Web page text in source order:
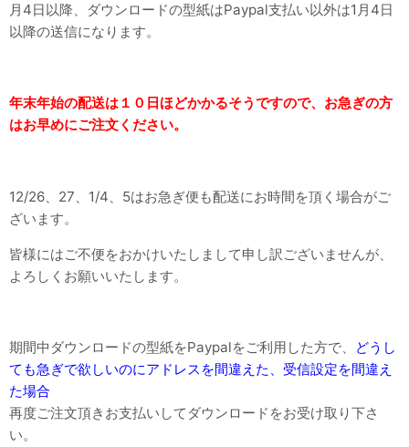
月4日以降、ダウンロードの型紙はPaypal支払い以外は1月4日
以降の送信になります。
年末年始の配送は１０日ほどかかるそうですので、お急ぎの方
はお早めにご注文ください。
12/26、27、1/4、5はお急ぎ便も配送にお時間を頂く場合がご
ざいます。
皆様にはご不便をおかけいたしまして申し訳ございませんが、
よろしくお願いいたします。
期間中ダウンロードの型紙をPaypalをご利用した方で、
どうし
ても急ぎで欲しいのにアドレスを間違えた、受信設定を間違え
た場合
再度ご注文頂きお支払いしてダウンロードをお受け取り下さ
い。